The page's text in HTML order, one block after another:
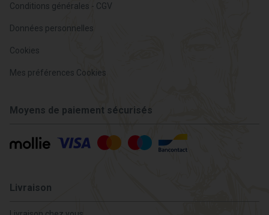
Conditions générales - CGV
Données personnelles
Cookies
Mes préférences Cookies
Moyens de paiement sécurisés
Livraison